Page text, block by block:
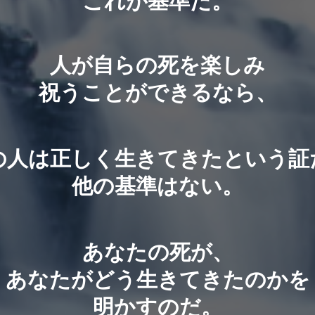
人が自らの死を楽しみ
祝うことができるなら、
人は正しく生きてきたという証
他の基準はない。
あなたの死が、
あなたがどう生きてきたのかを
明かすのだ。